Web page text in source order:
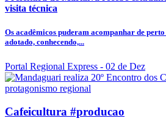
visita técnica
Os acadêmicos puderam acompanhar de
adotado, conhecendo,...
Portal Regional Express - 02 de Dez
Cafeicultura #producao